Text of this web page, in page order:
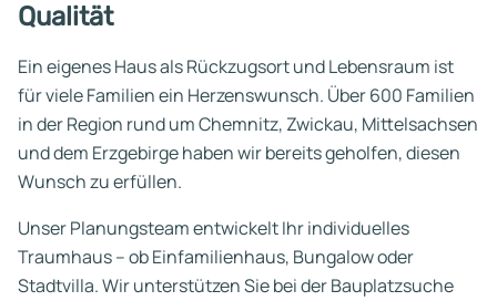
Qualität
Ein eigenes Haus als Rückzugsort und Lebensraum ist
für viele Familien ein Herzenswunsch. Über 600 Familien
in der Region rund um Chemnitz, Zwickau, Mittelsachsen
und dem Erzgebirge haben wir bereits geholfen, diesen
Wunsch zu erfüllen.
Unser Planungsteam entwickelt Ihr individuelles
Traumhaus – ob Einfamilienhaus, Bungalow oder
Stadtvilla. Wir unterstützen Sie bei der Bauplatzsuche